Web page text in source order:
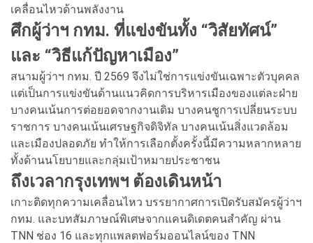
เคลื่อนไหวด้านพลังงาน
ศึกผู้ว่าฯ กทม. ที่แข่งขันทั้ง “วิสัยทัศน์”
และ “วิธีแก้ปัญหาเมือง”
สนามผู้ว่าฯ กทม. ปี 2569 จึงไม่ใช่การแข่งขันเฉพาะตัวบุคคล
แต่เป็นการแข่งขันด้านแนวคิดการบริหารเมืองของแต่ละฝ่าย
บางคนเน้นการต่อยอดจากงานเดิม บางคนชูการเปลี่ยนระบบ
ราชการ บางคนเน้นเศรษฐกิจดิจิทัล บางคนเน้นสิ่งแวดล้อม
และเมืองปลอดภัย ทำให้การเลือกตั้งครั้งนี้มีความหลากหลาย
ทั้งด้านนโยบายและกลุ่มเป้าหมายประชาชน
ถึงเวลากรุงเทพฯ ต้องเดินหน้า
เกาะติดทุกความเคลื่อนไหว บรรยากาศการเปิดรับสมัครผู้ว่าฯ
กทม. และบทสัมภาษณ์พิเศษจากแคนดิเดตคนสำคัญ ผ่าน
TNN ช่อง 16 และทุกแพลตฟอร์มออนไลน์ของ TNN